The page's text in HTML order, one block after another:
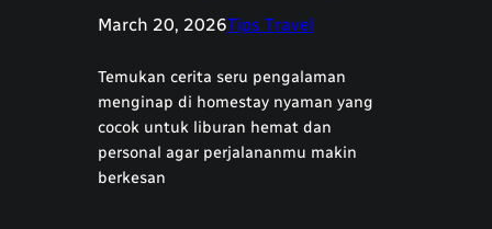
March 20, 2026Tips Travel
Temukan cerita seru pengalaman
menginap di homestay nyaman yang
cocok untuk liburan hemat dan
personal agar perjalananmu makin
berkesan